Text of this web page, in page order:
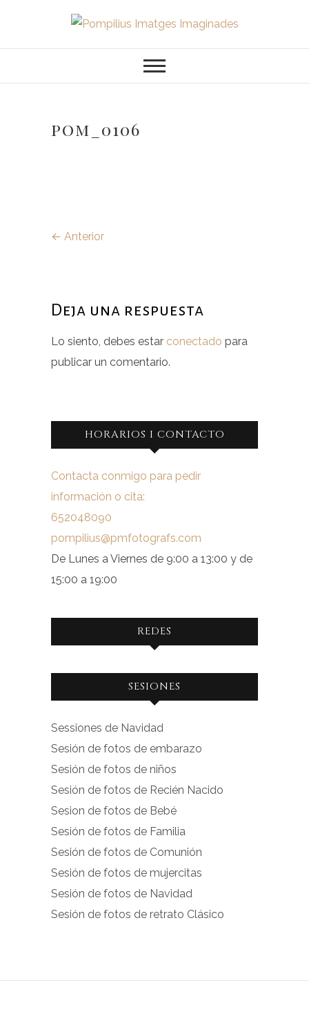
contenido
Pompilius
Imatges
Imaginades
pom_0106
← Anterior
Deja una respuesta
Lo siento, debes estar conectado para
publicar un comentario.
HORARIOS I CONTACTO
Contacta conmigo para pedir
información o cita:
652048090
pompilius@pmfotografs.com
De Lunes a Viernes de 9:00 a 13:00 y de
15:00 a 19:00
REDES
Ver
facebook.com
en
Facebook
Ver
instagram.com
en
Instagram
SESIONES
Sessiones de Navidad
Sesión de fotos de embarazo
Sesión de fotos de niños
Sesión de fotos de Recién Nacido
Sesion de fotos de Bebé
Sesión de fotos de Familia
Sesión de fotos de Comunión
Sesión de fotos de mujercitas
Sesión de fotos de Navidad
Sesión de fotos de retrato Clásico